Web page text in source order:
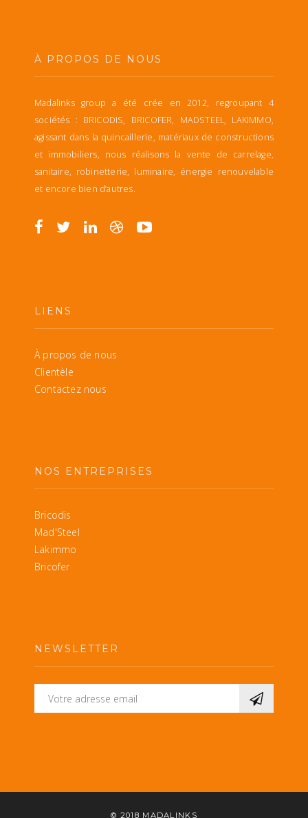
À PROPOS DE NOUS
Madalinks group a été crée en 2012, regroupant 4
sociétés : BRICODIS, BRICOFER, MADSTEEL, LAKIMMO,
agissant dans la quincaillerie, matériaux de constructions
et immobiliers, nous réalisons la vente de carrelage,
sanitaire, robinetterie, luminaire, énergie renouvelable
et encore bien d’autres.
LIENS
À propos de nous
Clientèle
Contactez nous
NOS ENTREPRISES
Bricodis
Mad'Steel
Lakimmo
Bricofer
NEWSLETTER
© 2018 MADALINKS